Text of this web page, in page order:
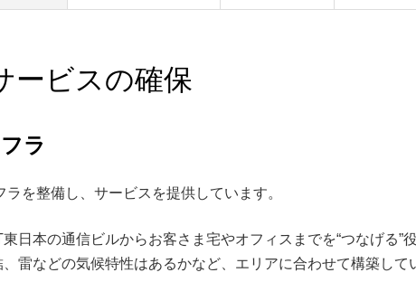
ービスの確保
ラ
を整備し、サービスを提供しています。
日本の通信ビルからお客さま宅やオフィスまでを“つなげる”
雷などの気候特性はあるかなど、エリアに合わせて構築して